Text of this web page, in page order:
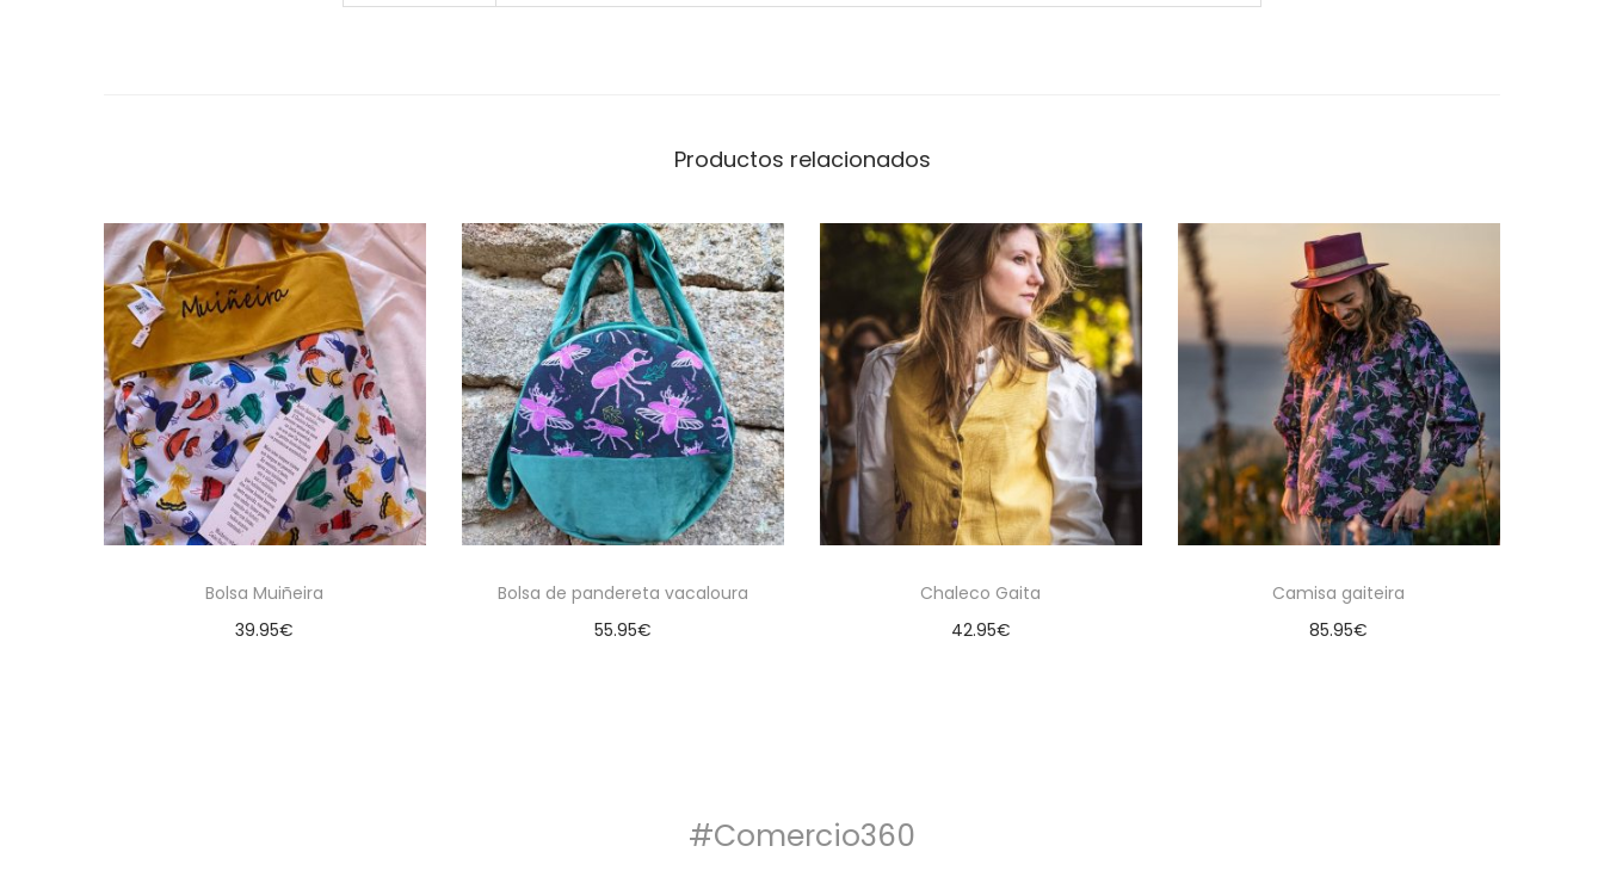
Productos relacionados
Bolsa Muiñeira
39.95€
Bolsa de pandereta vacaloura
55.95€
Chaleco Gaita
42.95€
Camisa gaiteira
85.95€
#Comercio360